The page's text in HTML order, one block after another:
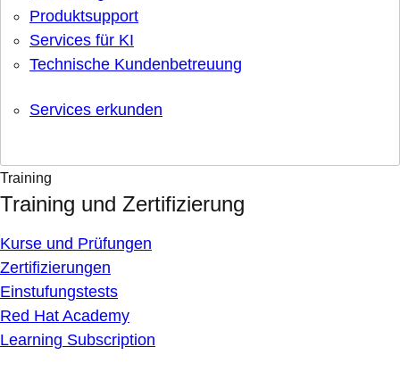
Produktsupport
Services für KI
Technische Kundenbetreuung
Services erkunden
Training
Training und Zertifizierung
Kurse und Prüfungen
Zertifizierungen
Einstufungstests
Red Hat Academy
Learning Subscription